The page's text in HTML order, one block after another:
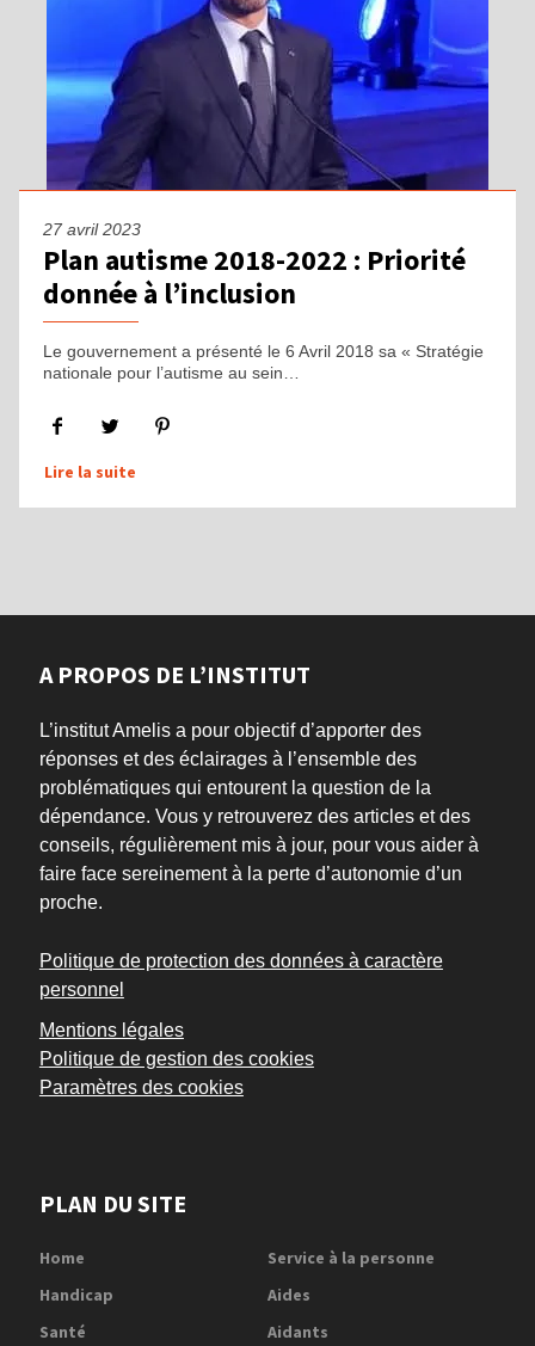
27 avril 2023
Plan autisme 2018-2022 : Priorité
donnée à l’inclusion
Le gouvernement a présenté le 6 Avril 2018 sa « Stratégie
nationale pour l’autisme au sein…
Lire la suite
A PROPOS DE L’INSTITUT
L’institut Amelis a pour objectif d’apporter des
réponses et des éclairages à l’ensemble des
problématiques qui entourent la question de la
dépendance. Vous y retrouverez des articles et des
conseils, régulièrement mis à jour, pour vous aider à
faire face sereinement à la perte d’autonomie d’un
proche.
Politique de protection des données à caractère
personnel
Mentions légales
Politique de gestion des cookies
Paramètres des cookies
PLAN DU SITE
Home
Service à la personne
Handicap
Aides
Santé
Aidants